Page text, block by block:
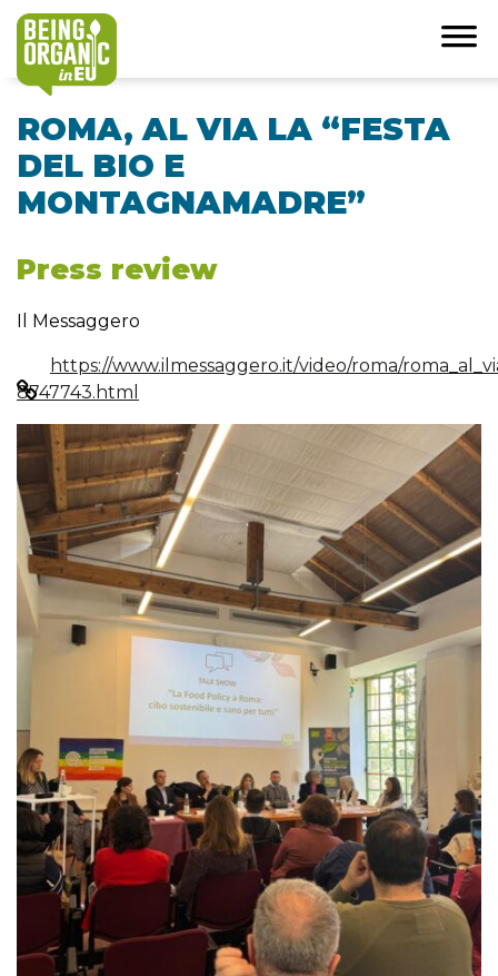
ROMA, AL VIA LA “FESTA
DEL BIO E
MONTAGNAMADRE”
Press review
Il Messaggero
https://www.ilmessaggero.it/video/roma/
8747743.html